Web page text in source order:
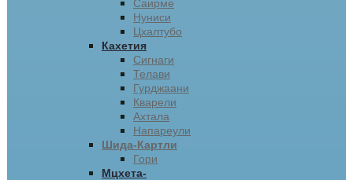
Саирме
Нуниси
Цхалтубо
Кахетия
Сигнаги
Телави
Гурджаани
Кварели
Ахтала
Напареули
Шида-Картли
Гори
Мцхета-